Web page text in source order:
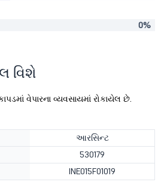
0%
વિશે
વેપારના વ્યવસાયમાં રોકાયેલ છે.
આરસિન્ટ
530179
INE015F01019